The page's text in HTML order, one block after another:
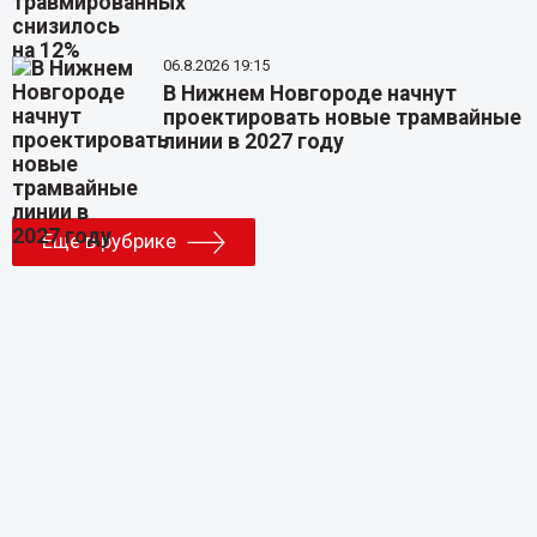
06.8.2026 19:15
В Нижнем Новгороде начнут
проектировать новые трамвайные
линии в 2027 году
Еще в рубрике